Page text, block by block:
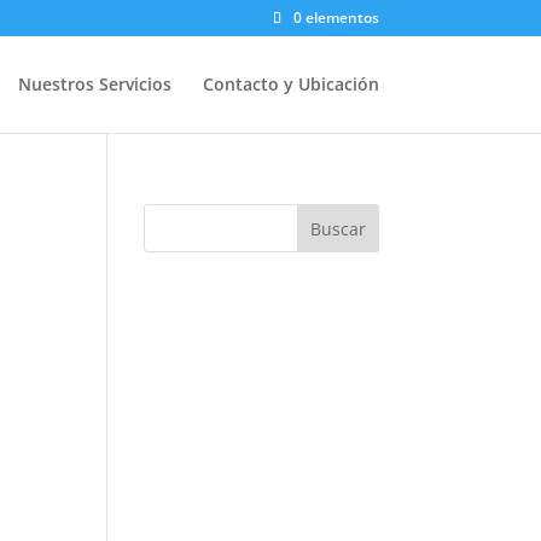
0 elementos
Nuestros Servicios Contacto y Ubicación